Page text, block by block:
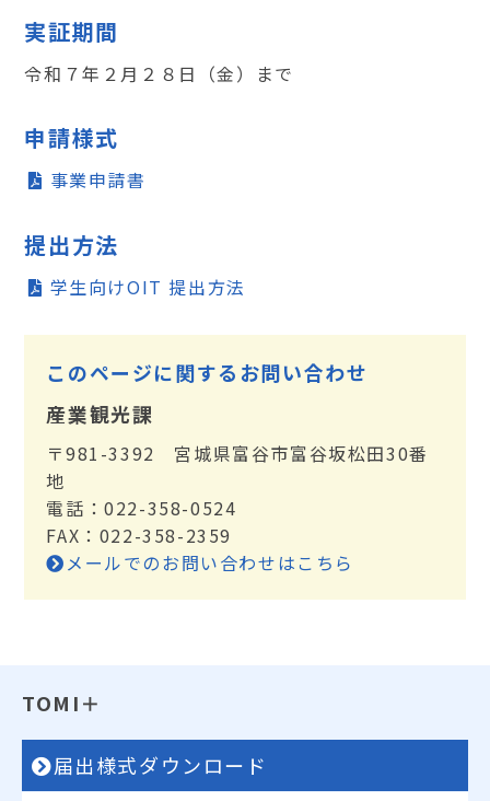
実証期間
令和７年２月２８日（金）まで
申請様式
事業申請書
提出方法
学生向けOIT 提出方法
このページに関するお問い合わせ
産業観光課
〒981-3392 宮城県富谷市富谷坂松田30番
地
電話：022-358-0524
FAX：022-358-2359
メールでのお問い合わせはこちら
TOMI＋
届出様式ダウンロード